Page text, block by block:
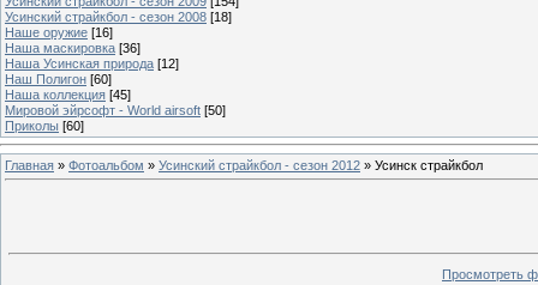
Усинский страйкбол - сезон 2008 [18]
Наше оружие [16]
Наша маскировка [36]
Наша Усинская природа [12]
Наш Полигон [60]
Наша коллекция [45]
Мировой эйрсофт - World airsoft [50]
Приколы [60]
Главная » Фотоальбом » Усинский страйкбол - сезон 2012 » Усинск страйкбол
Просмотреть